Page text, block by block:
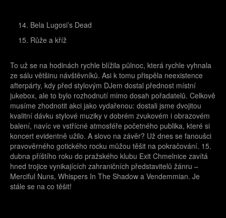
Bela Lugosi’s Dead
Růže a kříž
To už se na hodinách rychle blížila půlnoc, která rychle vyhnala
ze sálu většinu návštěvníků. Asi k tomu přispěla neexistence
afterpárty, kdy před stylovým DJem dostal přednost místní
jukebox, ale to bylo rozhodnutí mimo dosah pořadatelů. Celkově
musíme zhodnotit akci jako vydařenou: dostali jsme dvojitou
kvalitní dávku stylové muziky v dobrém zvukovém i obrazovém
balení, navíc ve vstřícné atmosféře početného publika, které si
koncert evidentně užilo. A slovo na závěr? Už dnes se fanoušci
pravověrného gotického rocku můžou těšit na pokračování. 15.
dubna příštího roku do pražského klubu Exit Chmelnice zavítá
hned trojice vynikajících zahraničních představitelů žánru –
Merciful Nuns, Whispers In The Shadow a Vendemmian. Je
stále se na co těšit!